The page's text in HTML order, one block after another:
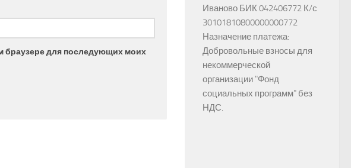
браузере для последующих моих
Иваново БИК 042406772 К/с
30101810800000000772
Назначение платежа:
Добровольные взносы для
некоммерческой
организации "Фонд
социальных программ" без
НДС.